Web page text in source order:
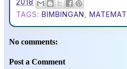
TAGS: BIMBINGAN
No comments:
Post a Comment